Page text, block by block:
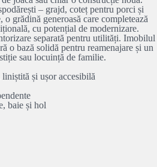
– grajd, coteț pentru porci și
grădină generoasă care completează
cu potențial de modernizare.
separată pentru utilități. Imobilul
o bază solidă pentru reamenajare și un
sau locuință de familie.
și ușor accesibilă
baie și hol